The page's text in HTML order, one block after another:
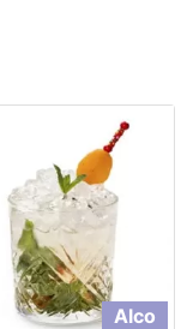
Alco